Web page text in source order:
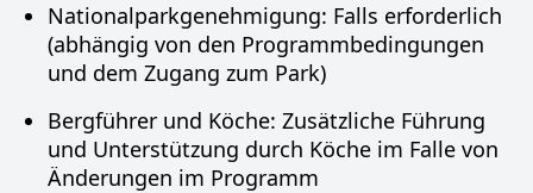
Nationalparkgenehmigung: Falls erforderlich
(abhängig von den Programmbedingungen
und dem Zugang zum Park)
Bergführer und Köche: Zusätzliche Führung
und Unterstützung durch Köche im Falle von
Änderungen im Programm